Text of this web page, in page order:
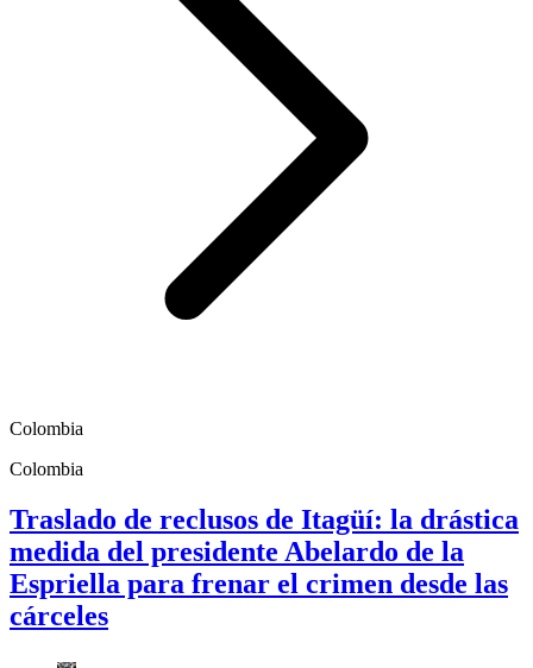
Colombia
Colombia
Traslado de reclusos de Itagüí: la drástica
medida del presidente Abelardo de la
Espriella para frenar el crimen desde las
cárceles